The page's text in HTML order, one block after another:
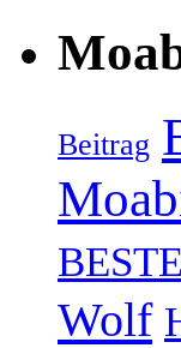
Beitrag
Wolf